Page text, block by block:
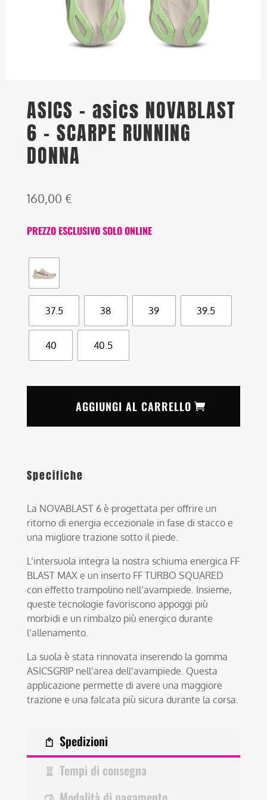
ASICS – asics NOVABLAST
6 – SCARPE RUNNING
DONNA
160,00 €
PREZZO ESCLUSIVO SOLO ONLINE
37.5 38 39 39.5
40 40.5
AGGIUNGI AL CARRELLO
Specifiche
La NOVABLAST 6 è progettata per offrire un
ritorno di energia eccezionale in fase di stacco e
una migliore trazione sotto il piede.
L’intersuola integra la nostra schiuma energica FF
BLAST MAX e un inserto FF TURBO SQUARED
con effetto trampolino nell’avampiede. Insieme,
queste tecnologie favoriscono appoggi più
morbidi e un rimbalzo più energico durante
l’allenamento.
La suola è stata rinnovata inserendo la gomma
ASICSGRIP nell’area dell’avampiede. Questa
applicazione permette di avere una maggiore
trazione e una falcata più sicura durante la corsa.
Spedizioni
Tempi di consegna